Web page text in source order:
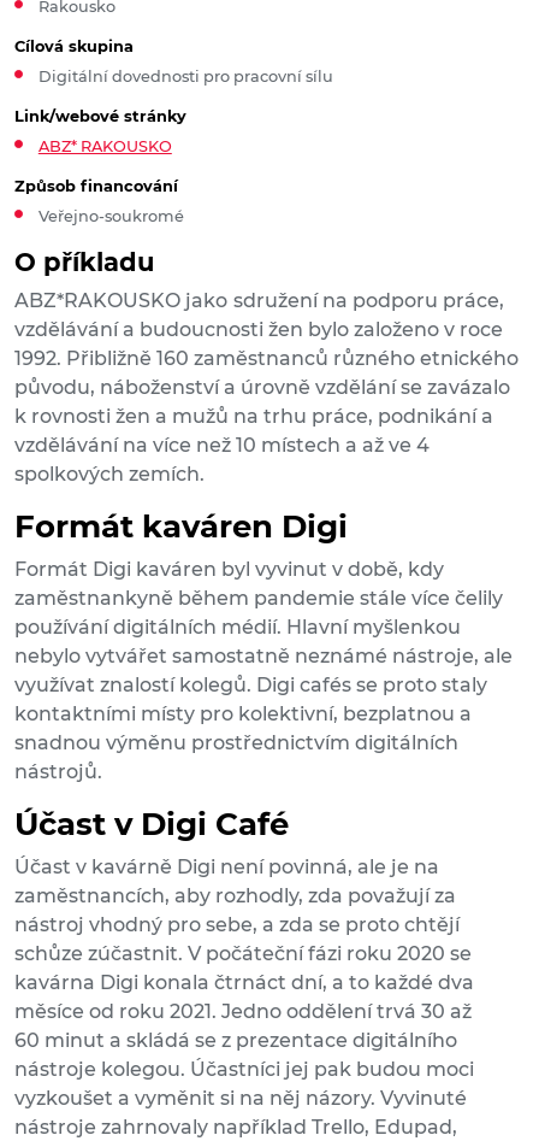
O příkladu
ABZ*RAKOUSKO jako sdružení na podporu práce,
vzdělávání a budoucnosti žen bylo založeno v roce
1992. Přibližně 160 zaměstnanců různého etnického
původu, náboženství a úrovně vzdělání se zavázalo
k rovnosti žen a mužů na trhu práce, podnikání a
vzdělávání na více než 10 místech a až ve 4
spolkových zemích.
Formát kaváren Digi
Formát Digi kaváren byl vyvinut v době, kdy
zaměstnankyně během pandemie stále více čelily
používání digitálních médií. Hlavní myšlenkou
nebylo vytvářet samostatně neznámé nástroje, ale
využívat znalostí kolegů. Digi cafés se proto staly
kontaktními místy pro kolektivní, bezplatnou a
snadnou výměnu prostřednictvím digitálních
nástrojů.
Účast v Digi Café
Účast v kavárně Digi není povinná, ale je na
zaměstnancích, aby rozhodly, zda považují za
nástroj vhodný pro sebe, a zda se proto chtějí
schůze zúčastnit. V počáteční fázi roku 2020 se
kavárna Digi konala čtrnáct dní, a to každé dva
měsíce od roku 2021. Jedno oddělení trvá 30 až
60 minut a skládá se z prezentace digitálního
nástroje kolegou. Účastníci jej pak budou moci
vyzkoušet a vyměnit si na něj názory. Vyvinuté
nástroje zahrnovaly například Trello, Edupad,
Rakousko
Cílová skupina
Digitální dovednosti pro pracovní sílu
Link/webové stránky
ABZ* RAKOUSKO
Způsob financování
Veřejno-soukromé